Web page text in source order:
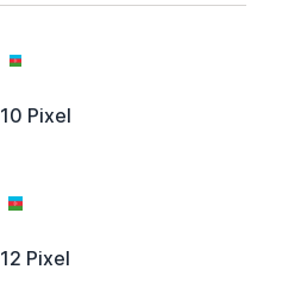
Pixel
Pixel